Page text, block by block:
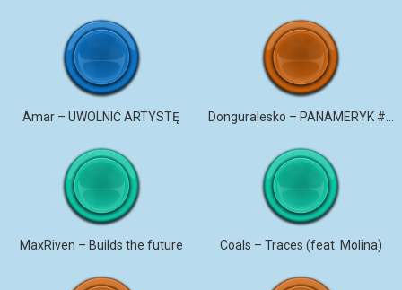
Amar – UWOLNIĆ ARTYSTĘ
MaxRiven – Builds the future Coals – Traces (feat. Molina)